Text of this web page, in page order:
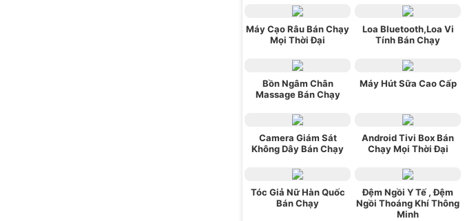
Máy Cạo Râu Bán Chạy
Mọi Thời Đại
Loa Bluetooth,Loa Vi
Tính Bán Chạy
Bồn Ngâm Chân
Massage Bán Chạy
Máy Hút Sữa Cao Cấp
Camera Giám Sát
Không Dây Bán Chạy
Android Tivi Box Bán
Chạy Mọi Thời Đại
Tóc Giả Nữ Hàn Quốc
Bán Chạy
Đệm Ngồi Y Tế , Đệm
Ngồi Thoáng Khí Thông
Minh